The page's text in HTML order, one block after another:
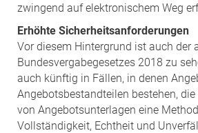
zwingend auf elektronischem Weg
Erhöhte Sicherheitsanforderungen
Vor diesem Hintergrund ist auch der
Bundesvergabegesetzes 2018 zu
auch künftig in Fällen, in denen
Angebotsbestandteilen bestehen,
von Angebotsunterlagen eine
Vollständigkeit, Echtheit und